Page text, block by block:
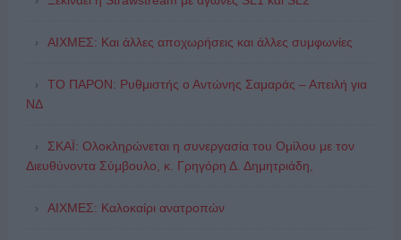
ΑΙΧΜΕΣ: Και άλλες αποχωρήσεις και άλλες συμφωνίες
ΤΟ ΠΑΡΟΝ: Ρυθμιστής ο Αντώνης Σαμαράς – Απειλή για
ΝΔ
ΣΚΑΪ: Ολοκληρώνεται η συνεργασία του Ομίλου με τον
Διευθύνοντα Σύμβουλο, κ. Γρηγόρη Δ. Δημητριάδη,
ΑΙΧΜΕΣ: Καλοκαίρι ανατροπών